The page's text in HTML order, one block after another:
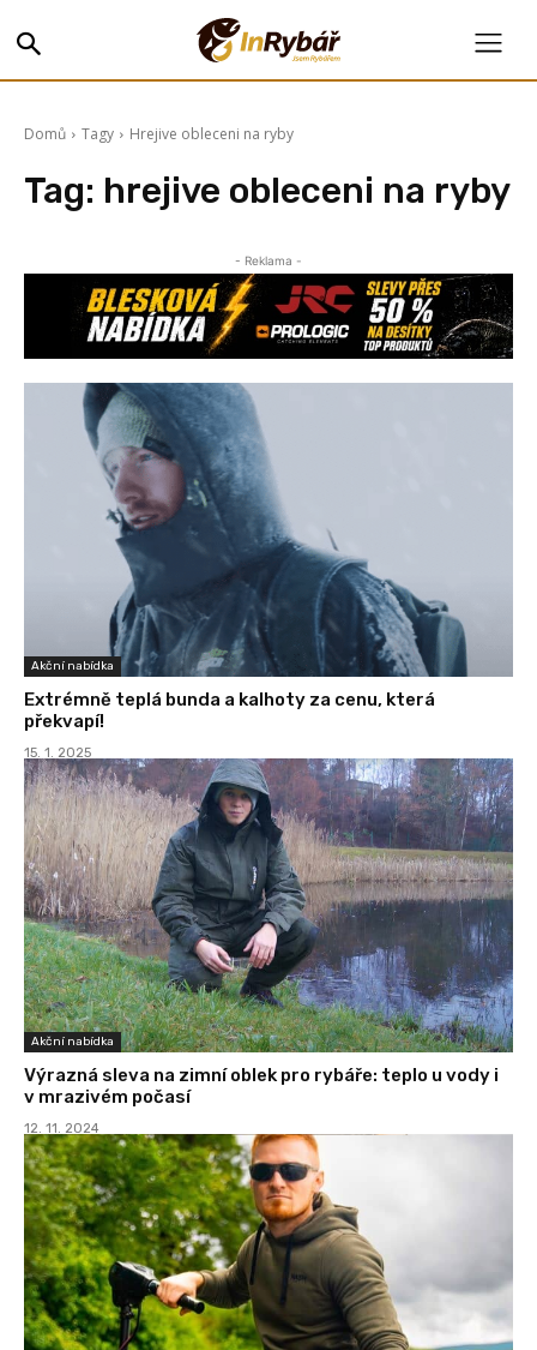
Domů Tagy Hrejive obleceni na ryby
Tag: hrejive obleceni na ryby
- Reklama -
Akční nabídka
Extrémně teplá bunda a kalhoty za cenu, která
překvapí!
15. 1. 2025
Akční nabídka
Výrazná sleva na zimní oblek pro rybáře: teplo u vody i
v mrazivém počasí
12. 11. 2024